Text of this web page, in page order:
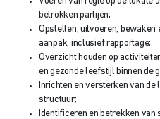
betrokken partijen;
Opstellen, uitvoeren, bewaken
aanpak, inclusief rapportage;
Overzicht houden op
en gezonde leefstijl binnen de
Inrichten en versterken van
structuur;
Identificeren en betrekken